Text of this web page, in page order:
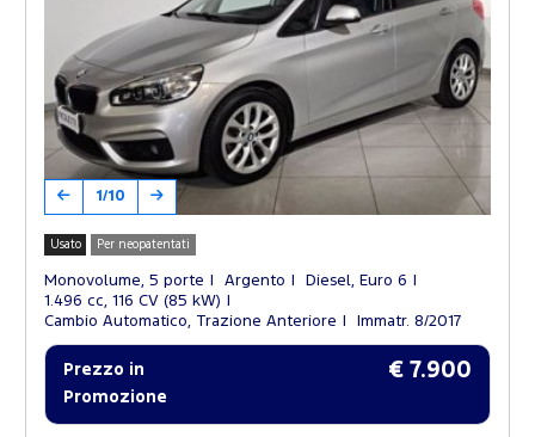
1/10
Usato Per neopatentati
Monovolume, 5 porte Argento
Diesel, Euro 6
1.496 cc, 116 CV (85 kW)
Cambio Automatico, Trazione Anteriore
Immatr. 8/2017
Prezzo in
Promozione
€ 7.900